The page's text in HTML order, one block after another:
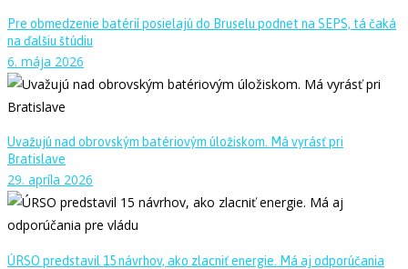
Pre obmedzenie batérií posielajú do Bruselu podnet na SEPS, tá čaká
na ďalšiu štúdiu
6. mája 2026
Uvažujú nad obrovským batériovým úložiskom. Má vyrásť pri
Bratislave
29. apríla 2026
ÚRSO predstavil 15 návrhov, ako zlacniť energie. Má aj odporúčania